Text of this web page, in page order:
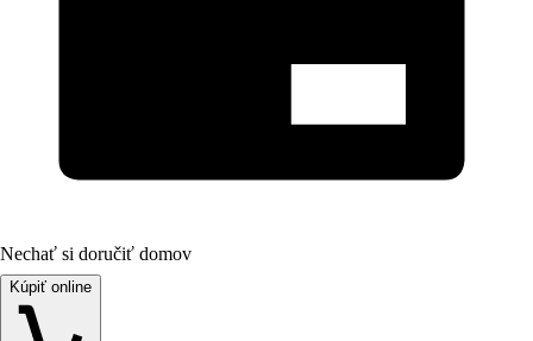
Nechať si doručiť domov
Kúpiť online